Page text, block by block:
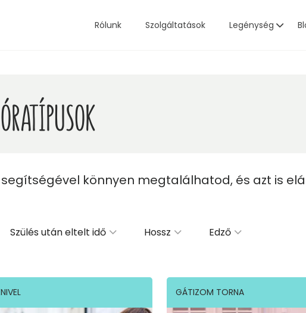
Rólunk Szolgáltatások Legénység
ÓRATÍPUSOK
könnyen megtalálhatod, és azt is
Szülés után eltelt idő Hossz Edző
GÁTIZOM TORNA